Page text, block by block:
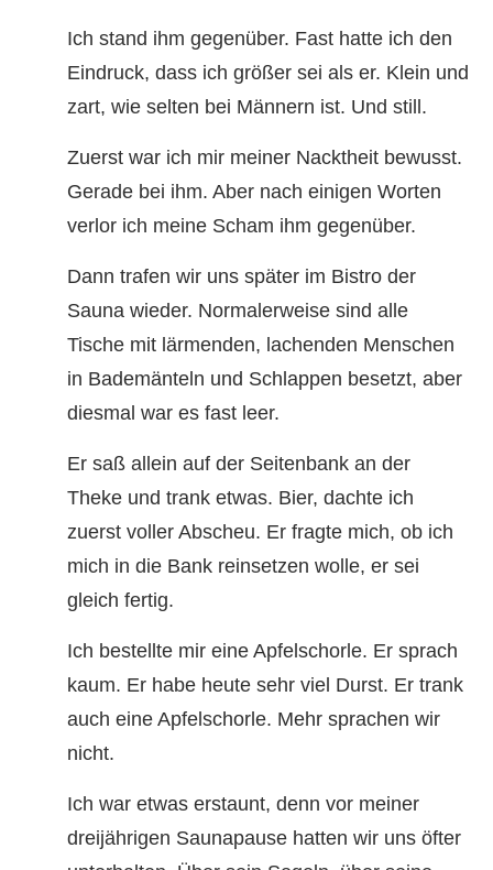
Ich stand ihm gegenüber. Fast hatte ich den
Eindruck, dass ich größer sei als er. Klein und
zart, wie selten bei Männern ist. Und still.
Zuerst war ich mir meiner Nacktheit bewusst.
Gerade bei ihm. Aber nach einigen Worten
verlor ich meine Scham ihm gegenüber.
Dann trafen wir uns später im Bistro der
Sauna wieder. Normalerweise sind alle
Tische mit lärmenden, lachenden Menschen
in Bademänteln und Schlappen besetzt, aber
diesmal war es fast leer.
Er saß allein auf der Seitenbank an der
Theke und trank etwas. Bier, dachte ich
zuerst voller Abscheu. Er fragte mich, ob ich
mich in die Bank reinsetzen wolle, er sei
gleich fertig.
Ich bestellte mir eine Apfelschorle. Er sprach
kaum. Er habe heute sehr viel Durst. Er trank
auch eine Apfelschorle. Mehr sprachen wir
nicht.
Ich war etwas erstaunt, denn vor meiner
dreijährigen Saunapause hatten wir uns öfter